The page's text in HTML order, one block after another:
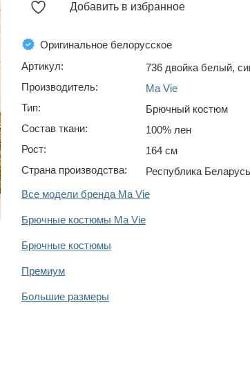
Добавить в избранное
Оригинальное белорусское
Артикул:
736 двойка белый,
Производитель:
Ma Vie
Тип:
Брючный костюм
Состав ткани:
100% лен
Рост:
164 см
Страна производства:
Республика Беларусь
Все модели бренда Ma Vie
Брючные костюмы Ma Vie
Брючные костюмы
Премиум
Большие размеры